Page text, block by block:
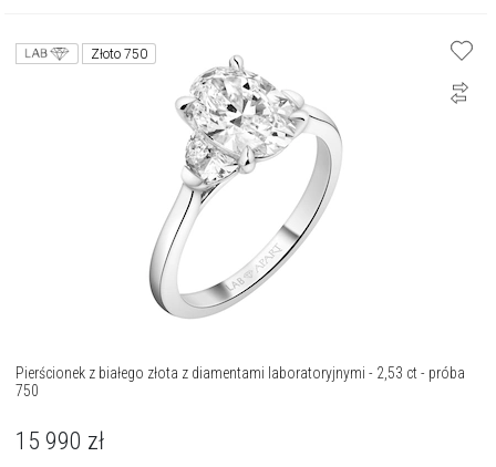
Złoto 750
Pierścionek z białego złota z diamentami laboratoryjnymi - 2,53 ct - próba
750
15 990 zł